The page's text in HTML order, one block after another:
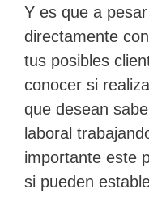
Y es que a
directamente
tus posibles
conocer si
que desean
laboral
importante este
si pueden